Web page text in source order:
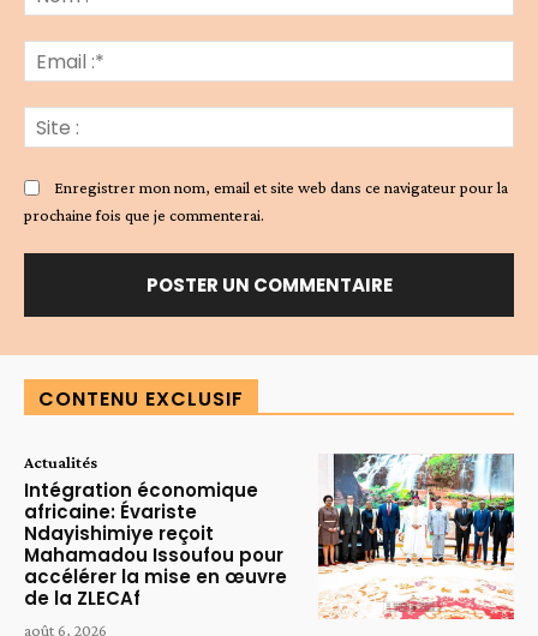
:*
:*
:
Enregistrer mon nom, email et site web dans ce navigateur pour la
prochaine fois que je commenterai.
CONTENU EXCLUSIF
Actualités
Intégration économique
africaine: Évariste
Ndayishimiye reçoit
Mahamadou Issoufou pour
accélérer la mise en œuvre
de la ZLECAf
août 6, 2026